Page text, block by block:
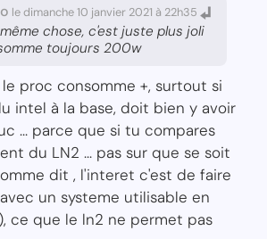
le dimanche 10 janvier 2021 à 22h35
chose, c'est juste plus joli
toujours 200w
proc consomme +, surtout si
intel à la base, doit bien y avoir
... parce que si tu compares
du LN2 ... pas sur que se soit
dit , l'interet c'est de faire
un systeme utilisable en
ce que le ln2 ne permet pas